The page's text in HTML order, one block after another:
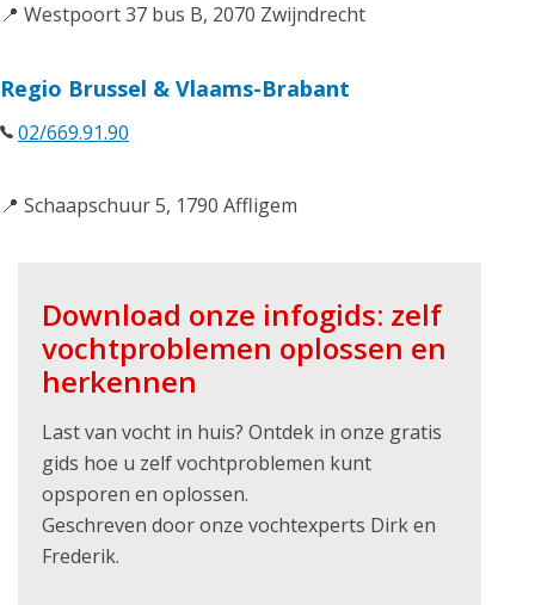
📍 Westpoort 37 bus B, 2070 Zwijndrecht
Regio Brussel & Vlaams-Brabant
02/669.91.90
📍 Schaapschuur 5, 1790 Affligem
Download onze infogids: zelf
vochtproblemen oplossen en
herkennen
Last van vocht in huis? Ontdek in onze gratis
gids hoe u zelf vochtproblemen kunt
opsporen en oplossen.
Geschreven door onze vochtexperts Dirk en
Frederik.